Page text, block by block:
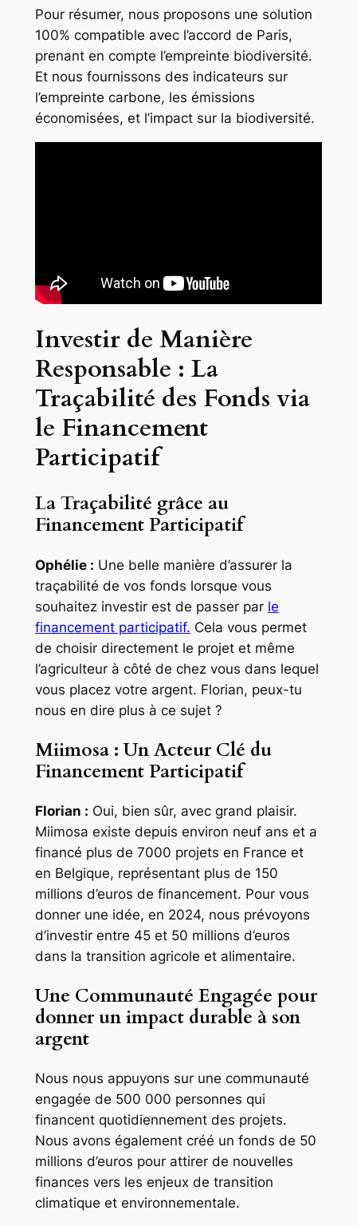
Pour résumer, nous proposons une solution
100% compatible avec l’accord de Paris,
prenant en compte l’empreinte biodiversité.
Et nous fournissons des indicateurs sur
l’empreinte carbone, les émissions
économisées, et l’impact sur la biodiversité.
Investir de Manière
Responsable : La
Traçabilité des Fonds via
le Financement
Participatif
La Traçabilité grâce au
Financement Participatif
Ophélie : Une belle manière d’assurer la
traçabilité de vos fonds lorsque vous
souhaitez investir est de passer par le
financement participatif. Cela vous permet
de choisir directement le projet et même
l’agriculteur à côté de chez vous dans lequel
vous placez votre argent. Florian, peux-tu
nous en dire plus à ce sujet ?
Miimosa : Un Acteur Clé du
Financement Participatif
Florian : Oui, bien sûr, avec grand plaisir.
Miimosa existe depuis environ neuf ans et a
financé plus de 7000 projets en France et
en Belgique, représentant plus de 150
millions d’euros de financement. Pour vous
donner une idée, en 2024, nous prévoyons
d’investir entre 45 et 50 millions d’euros
dans la transition agricole et alimentaire.
Une Communauté Engagée pour
donner un impact durable à son
argent
Nous nous appuyons sur une communauté
engagée de 500 000 personnes qui
financent quotidiennement des projets.
Nous avons également créé un fonds de 50
millions d’euros pour attirer de nouvelles
finances vers les enjeux de transition
climatique et environnementale.